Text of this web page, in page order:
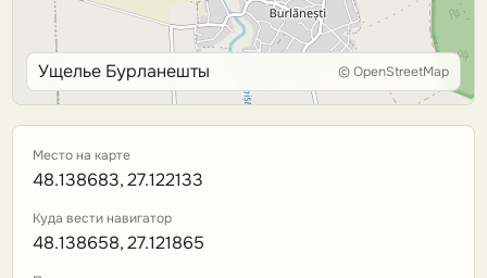
Ущелье Бурланешты © OpenStreetMap
Место на карте
48.138683, 27.122133
Куда вести навигатор
48.138658, 27.121865